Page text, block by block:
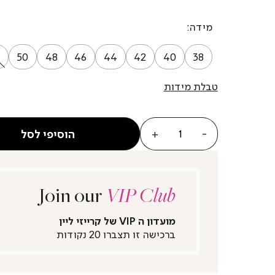
מידה
38
40
42
44
46
48
50
טבלת מידות
הוסיפי לסל
Join ourVIP Club
מועדון ה VIP של קרייזי ליין
ברכישה זו תצברו 20 נקודות